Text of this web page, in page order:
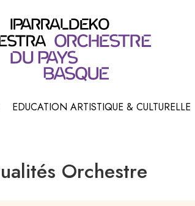
EDUCATION ARTISTIQUE & CULTURELLE
Orchestre